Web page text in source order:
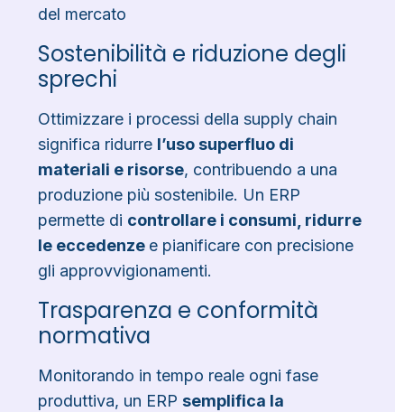
del mercato
Sostenibilità e riduzione degli
sprechi
Ottimizzare i processi della supply chain
significa ridurre l’uso superfluo di
materiali e risorse, contribuendo a una
produzione più sostenibile. Un ERP
permette di controllare i consumi, ridurre
le eccedenze e pianificare con precisione
gli approvvigionamenti.
Trasparenza e conformità
normativa
Monitorando in tempo reale ogni fase
produttiva, un ERP semplifica la